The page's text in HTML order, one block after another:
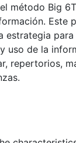
método Big
Este
estrategia
uso de la
repertorios,